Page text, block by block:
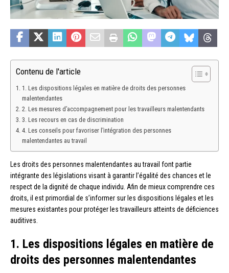
Contenu de l'article
1. Les dispositions légales en matière de droits des personnes
malentendantes
2. Les mesures d’accompagnement pour les travailleurs malentendants
3. Les recours en cas de discrimination
4. Les conseils pour favoriser l’intégration des personnes
malentendantes au travail
Les droits des personnes malentendantes au travail font partie
intégrante des législations visant à garantir l’égalité des chances et le
respect de la dignité de chaque individu. Afin de mieux comprendre ces
droits, il est primordial de s’informer sur les dispositions légales et les
mesures existantes pour protéger les travailleurs atteints de déficiences
auditives.
1. Les dispositions légales en matière de
droits des personnes malentendantes